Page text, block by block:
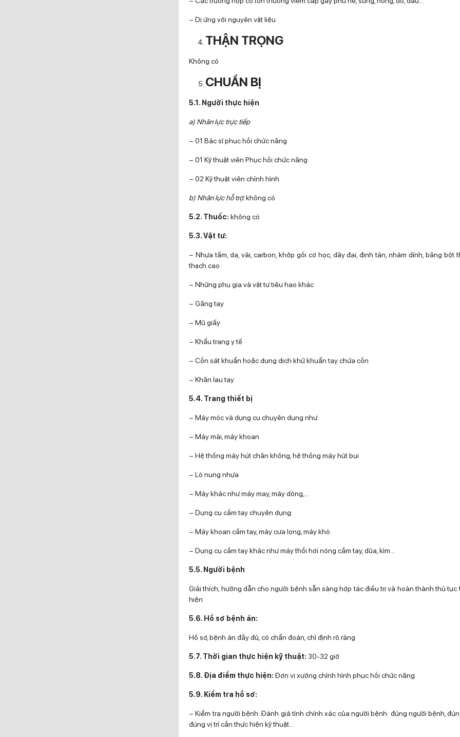
– Dị ứng với nguyên vật liệu
THẬN TRỌNG
Không có
CHUẨN BỊ
5.1. Người thực hiện
a) Nhân lực trực tiếp
– 01 Bác sĩ phục hồi chức năng
– 01 Kỹ thuật viên Phục hồi chức năng
– 02 Kỹ thuật viên chỉnh hình
b) Nhân lực hỗ trợ:không có
5.2. Thuốc: không có
5.3. Vật tư:
– Nhựa tấm, da, vải, carbon, khớp gối cơ học, dây đai, đinh tán, nhám dính, băng bột
thạch cao
– Những phụ gia và vật tư tiêu hao khác
– Găng tay
– Mũ giấy
– Khẩu trang y tế
– Cồn sát khuẩn hoặc dung dịch khử khuẩn tay chứa cồn
– Khăn lau tay
5.4. Trang thiết bị
– Máy móc và dụng cụ chuyên dụng như:
– Máy mài, máy khoan
– Hệ thống máy hút chân không, hệ thống máy hút bụi
– Lò nung nhựa
– Máy khác như máy may, máy dóng,…
– Dụng cụ cầm tay chuyên dụng:
– Máy khoan cầm tay, máy cưa lọng, máy khò
– Dụng cụ cầm tay khác như máy thổi hơi nóng cầm tay, dũa, kìm…
5.5. Người bệnh
Giải thích, hướng dẫn cho người bệnh sẵn sàng hợp tác điều trị và hoàn thành thủ tục
hiện
5.6. Hồ sơ bệnh án:
Hồ sơ, bệnh án đầy đủ, có chẩn đoán, chỉ định rõ ràng
5.7. Thời gian thực hiện kỹ thuật: 30-32 giờ
5.8. Địa điểm thực hiện:Đơn vị xưởng chỉnh hình phục hồi chức năng
5.9. Kiểm tra hồ sơ:
– Kiểm tra người bệnh: Đánh giá tính chính xác của người bệnh: đúng người bệnh,
đúng vị trí cần thực hiện kỹ thuật…